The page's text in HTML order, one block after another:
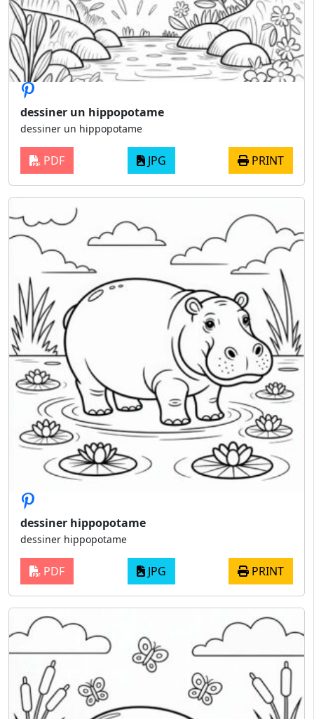
dessiner un hippopotame
dessiner un hippopotame
PDF JPG PRINT
dessiner hippopotame
dessiner hippopotame
PDF JPG PRINT